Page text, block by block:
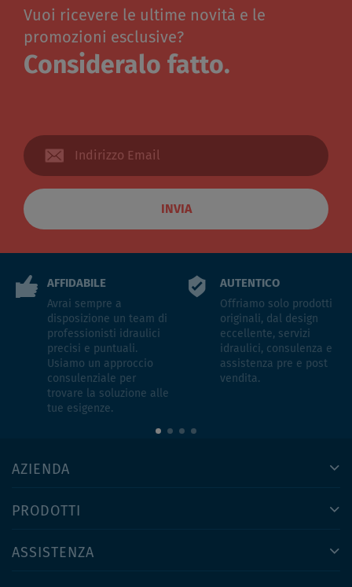
Vuoi ricevere le ultime novità e le
promozioni esclusive?
Consideralo fatto.
INVIA
AFFIDABILE
Avrai sempre a
disposizione un team di
professionisti idraulici
precisi e puntuali.
Usiamo un approccio
consulenziale per
trovare la soluzione alle
tue esigenze.
AUTENTICO
Offriamo solo prodotti
originali, dal design
eccellente, servizi
idraulici, consulenza e
assistenza pre e post
vendita.
AZIENDA
PRODOTTI
ASSISTENZA